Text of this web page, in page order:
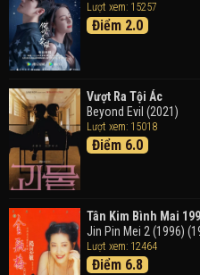
Tháng Ngày Tươi
Lượt xem: 15257
Điểm 2.0
Vượt Ra Tội Ác
Beyond Evil (2021)
Lượt xem: 15018
Điểm 6.0
Tân Kim Bình Mai
Jin Pin Mei 2 (1996)
Lượt xem: 12464
Điểm 6.8